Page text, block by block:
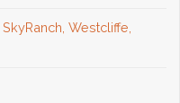
Westcliffe,